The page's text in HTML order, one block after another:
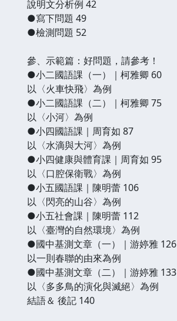
說明文分析例 42
●寫下問題 49
●檢測問題 52
參、示範篇：好問題，請參考！
●小二國語課（一）｜柯雅卿 60
以〈火車快飛〉為例
●小二國語課（二）｜柯雅卿 75
以〈小河〉為例
●小四國語課｜周育如 87
以〈水滴與大河〉為例
●小四健康與體育課｜周育如 95
以〈口腔保衛戰〉為例
●小五國語課｜陳明蕾 106
以〈閃亮的山谷〉為例
●小五社會課｜陳明蕾 112
以〈臺灣的自然環境〉為例
●國中基測文章（一）｜游婷雅 126
以一則春聯的由來為例
●國中基測文章（二）｜游婷雅 133
以〈多多鳥的演化與滅絕〉為例
結語＆ 後記 140